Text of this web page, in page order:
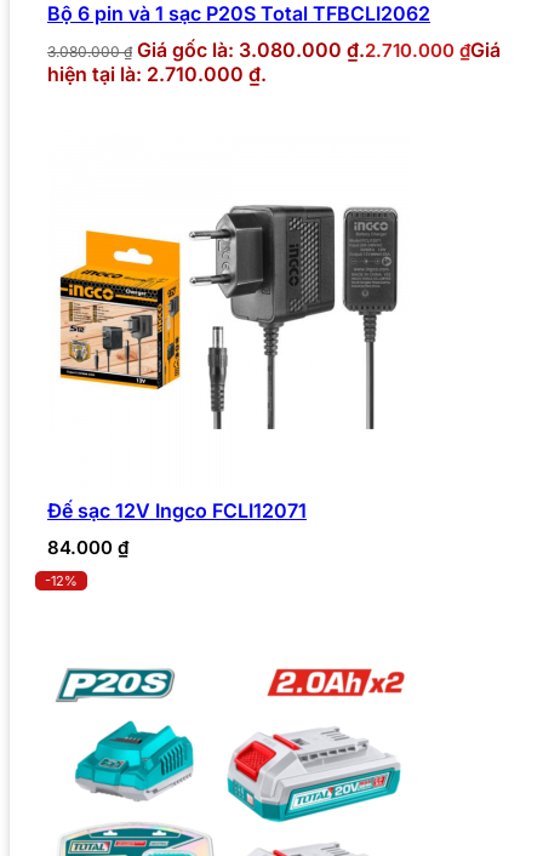
Bộ 6 pin và 1 sạc P20S Total TFBCLI2062
3.080.000₫ Giá gốc là: 3.080.000 ₫.2.710.000 ₫Giá
hiện tại là: 2.710.000 ₫.
Đế sạc 12V Ingco FCLI12071
84.000 ₫
-12%